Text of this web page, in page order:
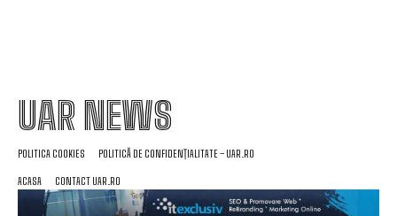
UAR NEWS
POLITICA COOKIES POLITICĂ DE CONFIDENȚIALITATE – UAR.RO
ACASA CONTACT UAR.RO